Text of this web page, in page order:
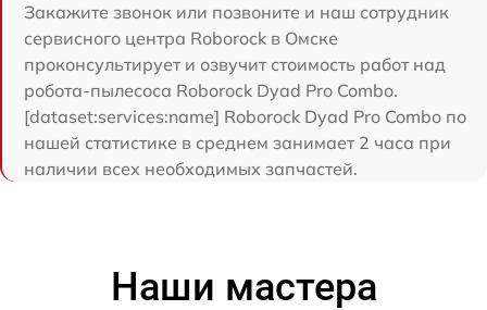
Закажите звонок или позвоните и наш сотрудник
сервисного центра Roborock в Омске
проконсультирует и озвучит стоимость работ над
робота-пылесоса Roborock Dyad Pro Combo.
[dataset:services:name] Roborock Dyad Pro Combo по
нашей статистике в среднем занимает 2 часа при
наличии всех необходимых запчастей.
Наши мастера